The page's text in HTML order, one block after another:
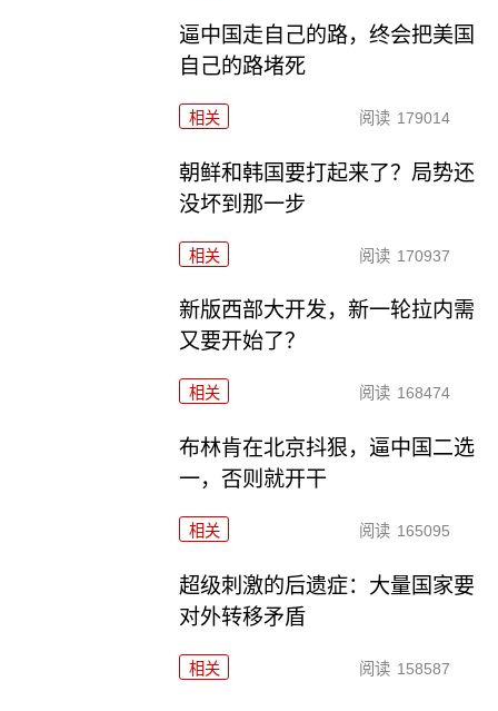
逼中国走自己的路，终会把美国
自己的路堵死
相关 阅读 179014
朝鲜和韩国要打起来了？局势还
没坏到那一步
相关 阅读 170937
新版西部大开发，新一轮拉内需
又要开始了？
相关 阅读 168474
布林肯在北京抖狠，逼中国二选
一，否则就开干
相关 阅读 165095
超级刺激的后遗症：大量国家要
对外转移矛盾
相关 阅读 158587